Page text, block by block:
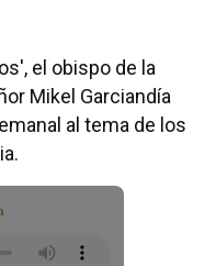
el obispo de la
Mikel Garciandía
al tema de los